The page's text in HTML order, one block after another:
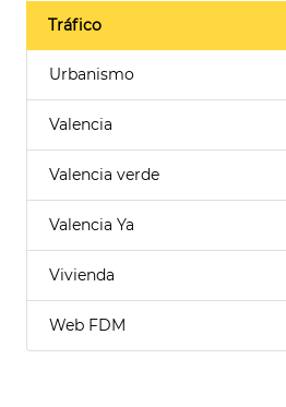
Tráfico
Urbanismo
Valencia
Valencia verde
Valencia Ya
Vivienda
Web FDM